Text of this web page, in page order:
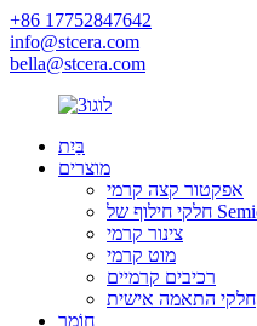
+86 17752847642
info@stcera.com
bella@stcera.com
בַּיִת
מוצרים
אפקטור קצה קרמי
צינור קרמי
מוט קרמי
רכיבים קרמיים
חלקי התאמה אישית
חוֹמֶר